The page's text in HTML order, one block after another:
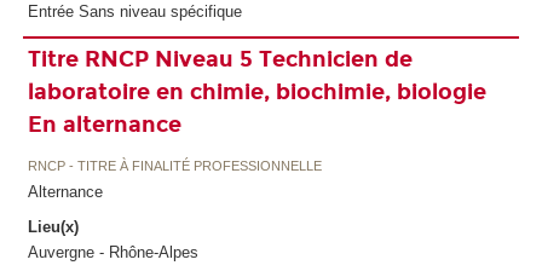
Entrée Sans niveau spécifique
Titre RNCP Niveau 5 Technicien de
laboratoire en chimie, biochimie, biologie
En alternance
RNCP - TITRE À FINALITÉ PROFESSIONNELLE
Alternance
Lieu(x)
Auvergne - Rhône-Alpes